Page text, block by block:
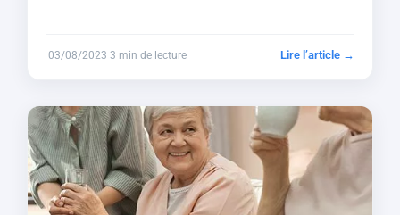
03/08/2023 3 min de lecture Lire l’article →